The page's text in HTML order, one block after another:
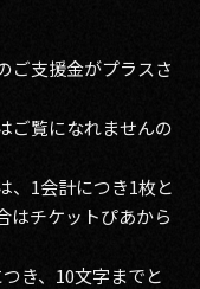
ご支援金がプラスさ
ご覧になれませんの
、1会計につき1枚と
はチケットぴあから
き、10文字までと